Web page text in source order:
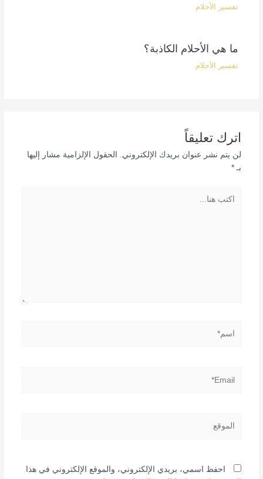
تفسير الأحلام
ما هي الأحلام الكاذبة؟
تفسير الأحلام
اترك تعليقاً
لن يتم نشر عنوان بريدك الإلكتروني.
الحقول الإلزامية مشار إليها
بـ *
احفظ اسمي، بريدي الإلكتروني، والموقع الإلكتروني في هذا